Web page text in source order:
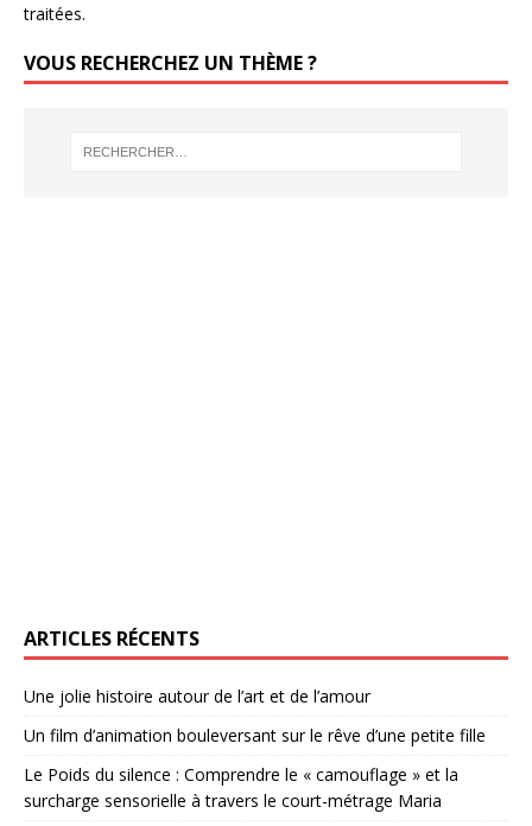
traitées.
VOUS RECHERCHEZ UN THÈME ?
ARTICLES RÉCENTS
Une jolie histoire autour de l’art et de l’amour
Un film d’animation bouleversant sur le rêve d’une petite fille
Le Poids du silence : Comprendre le « camouflage » et la
surcharge sensorielle à travers le court-métrage Maria